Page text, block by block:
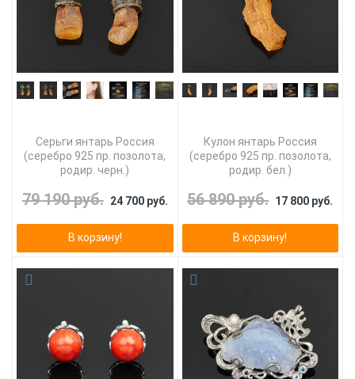
Серьги янтарь Россия
(серебро 925 пр. позолота,
родир. черн.)
79 190 руб. 24 700 руб.
В корзину!
Кулон янтарь Россия
(серебро 925 пр. позолота,
родир. бел.)
56 890 руб. 17 800 руб.
В корзину!